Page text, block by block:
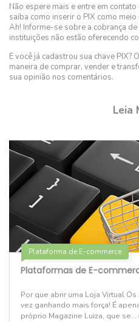
Não espere mais e entre em
saiba como inserir o PIX como
Ah! Informe-se sobre a cobrança
instituições não estão oferecendo
E você já cadastrou sua chave PIX?
maneira de comprar, vender e
sua opinião nos comentários.
Leia
Plataforma de E-commerce
Plataformas de E-
Por que abrir uma Loja Virtual
vez ganhando mais força! É
próprio Magazine Luiza, que se...